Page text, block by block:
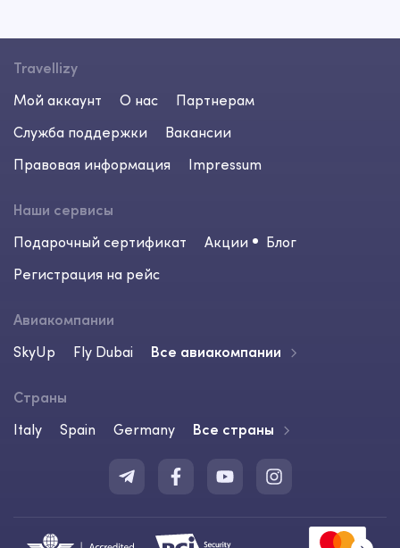
Travellizy
Мой аккаунт
О нас
Партнерам
Служба поддержки
Вакансии
Правовая информация
Impressum
Наши сервисы
Подарочный сертификат
Акции
Блог
Регистрация на рейс
Авиакомпании
SkyUp
Fly Dubai Все авиакомпании
Страны
Italy
Spain Germany Все страны